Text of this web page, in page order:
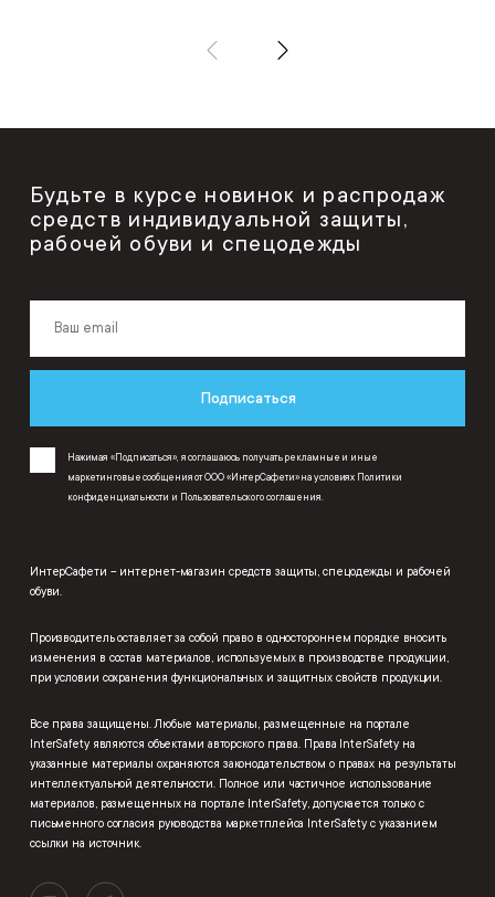
Будьте в курсе новинок и распродаж
средств индивидуальной защиты,
рабочей обуви и спецодежды
Подписаться
Нажимая «Подписаться», я соглашаюсь получать рекламные и иные
маркетинговые сообщения от ООО «ИнтерСафети» на условиях Политики
конфиденциальности и Пользовательского соглашения.
ИнтерСафети – интернет-магазин средств защиты, спецодежды и рабочей
обуви.
Производитель оставляет за собой право в одностороннем порядке вносить
изменения в состав материалов, используемых в производстве продукции,
при условии сохранения функциональных и защитных свойств продукции.
Все права защищены. Любые материалы, размещенные на портале
InterSafety являются объектами авторского права. Права InterSafety на
указанные материалы охраняются законодательством о правах на результаты
интеллектуальной деятельности. Полное или частичное использование
материалов, размещенных на портале InterSafety, допускается только с
письменного согласия руководства маркетплейса InterSafety с указанием
ссылки на источник.